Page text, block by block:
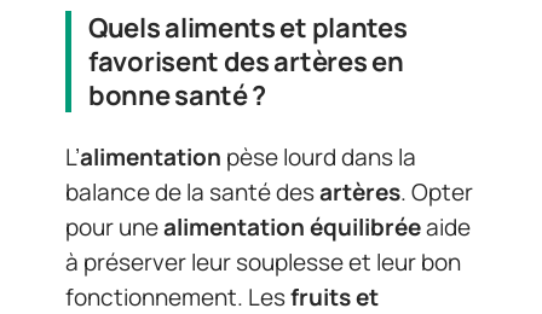
Quels aliments et plantes
favorisent des artères en
bonne santé ?
L’alimentation pèse lourd dans la
balance de la santé desartères. Opter
pour unealimentation équilibréeaide
à préserver leur souplesse et leur bon
fonctionnement. Lesfruits et